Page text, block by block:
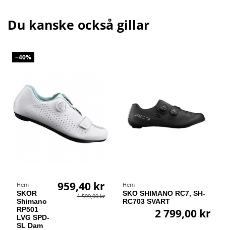
Du kanske också gillar
−40%
Hem
SKOR
Shimano
RP501
LVG SPD-
SL Dam
959,40 kr
1 599,00 kr
Hem
SKO SHIMANO RC7, SH-
RC703 SVART
2 799,00 kr